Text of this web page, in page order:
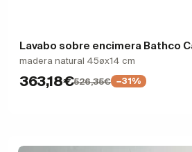
Lavabo sobre encimera Bathco
madera natural 45øx14 cm
363,18€526,35€ −31%